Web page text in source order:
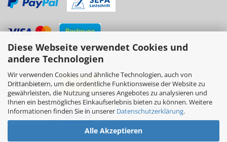
Diese Webseite verwendet Cookies und
andere Technologien
Wir verwenden Cookies und ähnliche Technologien, auch von
Drittanbietern, um die ordentliche Funktionsweise der Website zu
gewährleisten, die Nutzung unseres Angebotes zu analysieren und
Ihnen ein bestmögliches Einkaufserlebnis bieten zu können. Weitere
Informationen finden Sie in unserer Datenschutzerklärung.
Alle Akzeptieren
Versand